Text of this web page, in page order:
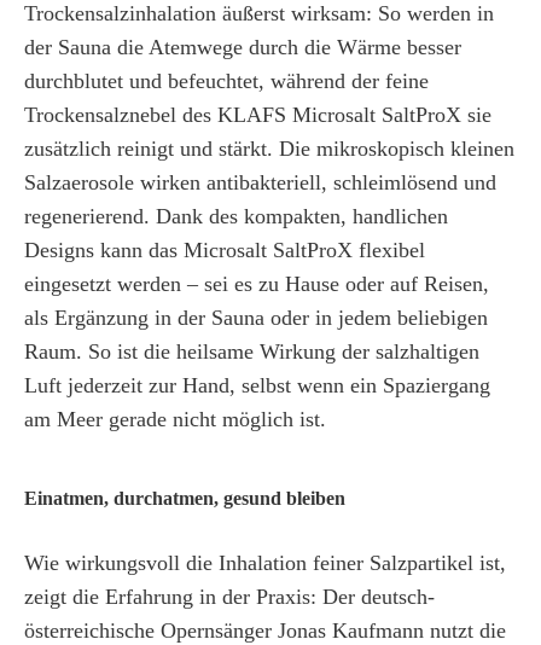
Trockensalzinhalation äußerst wirksam: So werden in
der Sauna die Atemwege durch die Wärme besser
durchblutet und befeuchtet, während der feine
Trockensalznebel des KLAFS Microsalt SaltProX sie
zusätzlich reinigt und stärkt. Die mikroskopisch kleinen
Salzaerosole wirken antibakteriell, schleimlösend und
regenerierend. Dank des kompakten, handlichen
Designs kann das Microsalt SaltProX flexibel
eingesetzt werden – sei es zu Hause oder auf Reisen,
als Ergänzung in der Sauna oder in jedem beliebigen
Raum. So ist die heilsame Wirkung der salzhaltigen
Luft jederzeit zur Hand, selbst wenn ein Spaziergang
am Meer gerade nicht möglich ist.
Einatmen, durchatmen, gesund bleiben
Wie wirkungsvoll die Inhalation feiner Salzpartikel ist,
zeigt die Erfahrung in der Praxis: Der deutsch-
österreichische Opernsänger Jonas Kaufmann nutzt die